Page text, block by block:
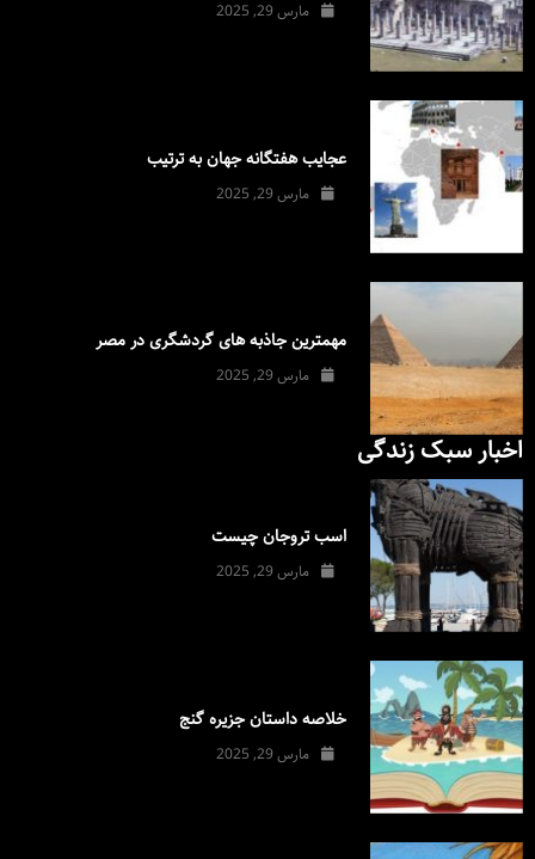
مارس 29, 2025
عجایب هفتگانه جهان به ترتیب
مارس 29, 2025
مهمترین جاذبه های گردشگری در مصر
مارس 29, 2025
اخبار سبک زندگی
اسب تروجان چیست
مارس 29, 2025
خلاصه داستان جزیره گنج
مارس 29, 2025